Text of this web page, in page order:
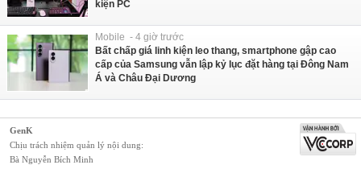
kiện PC
Mobile - 4 giờ trước
Bất chấp giá linh kiện leo thang, smartphone gập cao
cấp của Samsung vẫn lập kỷ lục đặt hàng tại Đông Nam
Á và Châu Đại Dương
GenK
Chịu trách nhiệm quản lý nội dung:
Bà Nguyễn Bích Minh